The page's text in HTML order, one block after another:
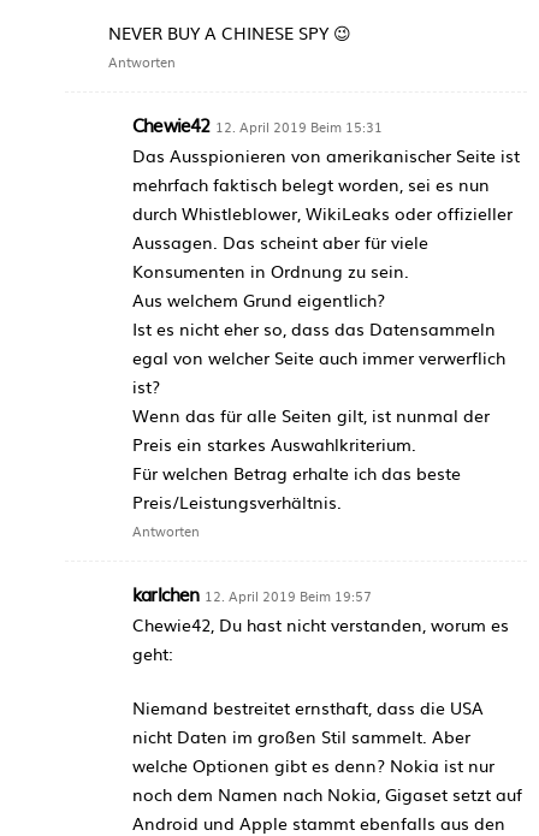
NEVER BUY A CHINESE SPY 😉
Antworten
Chewie42 12. April 2019 Beim 15:31
Das Ausspionieren von amerikanischer Seite ist
mehrfach faktisch belegt worden, sei es nun
durch Whistleblower, WikiLeaks oder offizieller
Aussagen. Das scheint aber für viele
Konsumenten in Ordnung zu sein.
Aus welchem Grund eigentlich?
Ist es nicht eher so, dass das Datensammeln
egal von welcher Seite auch immer verwerflich
ist?
Wenn das für alle Seiten gilt, ist nunmal der
Preis ein starkes Auswahlkriterium.
Für welchen Betrag erhalte ich das beste
Preis/Leistungsverhältnis.
Antworten
karlchen 12. April 2019 Beim 19:57
Chewie42, Du hast nicht verstanden, worum es
geht:
Niemand bestreitet ernsthaft, dass die USA
nicht Daten im großen Stil sammelt. Aber
welche Optionen gibt es denn? Nokia ist nur
noch dem Namen nach Nokia, Gigaset setzt auf
Android und Apple stammt ebenfalls aus den